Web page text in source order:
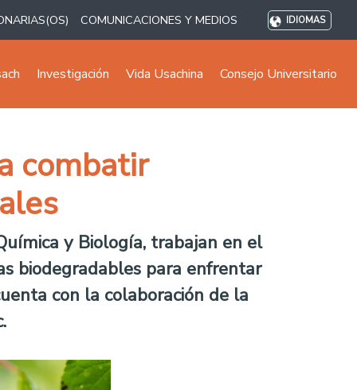
COMUNICACIONES Y MEDIOS IDIOMAS
Investigación Vida Usachina Consejo Universitario
combatir
y Biología, trabajan en el
biodegradables para enfrentar
con la colaboración de la